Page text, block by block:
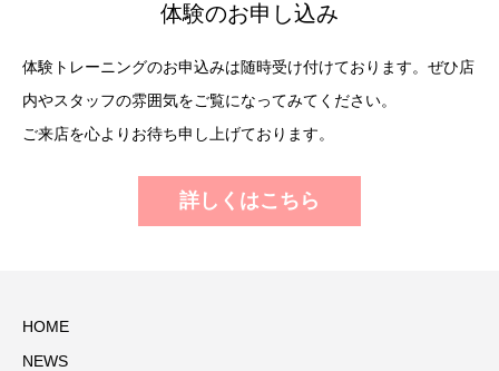
体験のお申し込み
体験トレーニングのお申込みは随時受け付けております。ぜひ店
内やスタッフの雰囲気をご覧になってみてください。
ご来店を心よりお待ち申し上げております。
詳しくはこちら
HOME
NEWS